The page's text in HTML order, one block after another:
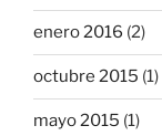
enero 2016 (2)
octubre 2015 (1)
mayo 2015 (1)